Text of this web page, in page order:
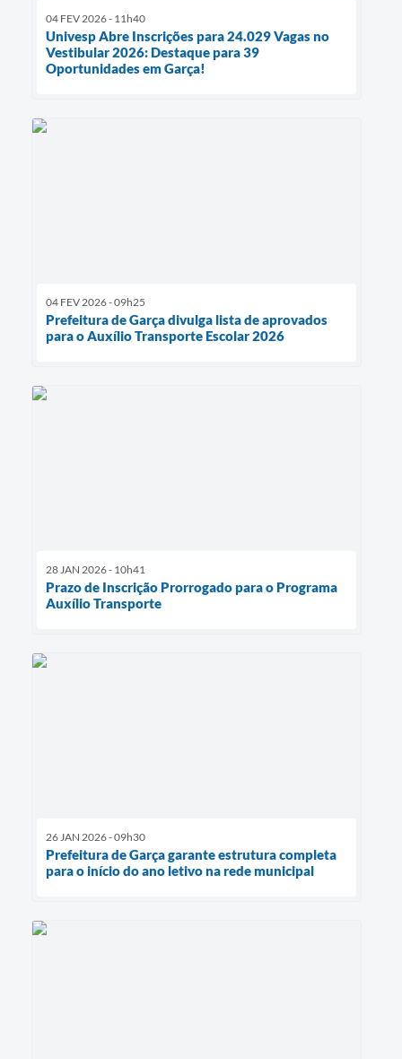
04 FEV 2026 - 11h40
Univesp Abre Inscrições para 24.029 Vagas no
Vestibular 2026: Destaque para 39
Oportunidades em Garça!
04 FEV 2026 - 09h25
Prefeitura de Garça divulga lista de aprovados
para o Auxílio Transporte Escolar 2026
28 JAN 2026 - 10h41
Prazo de Inscrição Prorrogado para o Programa
Auxílio Transporte
26 JAN 2026 - 09h30
Prefeitura de Garça garante estrutura completa
para o início do ano letivo na rede municipal